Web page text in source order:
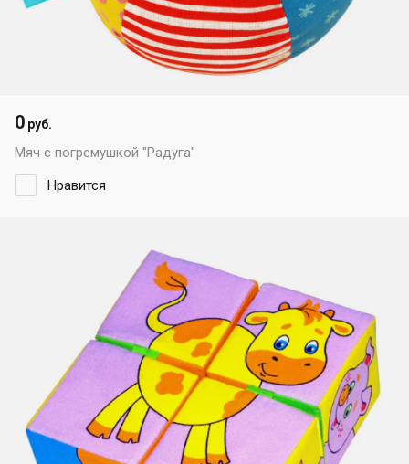
Мяч с погремушкой "Радуга"
0 руб.
Нравится